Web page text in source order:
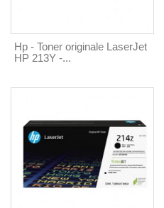
Hp - Toner originale LaserJet
HP 213Y -...